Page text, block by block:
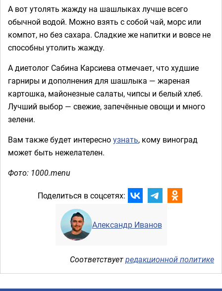
А вот утолять жажду на шашлыках лучше всего
обычной водой. Можно взять с собой чай, морс или
компот, но без сахара. Сладкие же напитки и вовсе не
способны утолить жажду.
А диетолог Сабина Карсиева отмечает, что худшие
гарниры и дополнения для шашлыка — жареная
картошка, майонезные салаты, чипсы и белый хлеб.
Лучший выбор — свежие, запечённые овощи и много
зелени.
Вам также будет интересноузнать, кому виноград
может быть нежелателен.
Фото: 1000.menu
Поделиться в соцсетях:
Александр Иванов
Соответствуетредакционной политике